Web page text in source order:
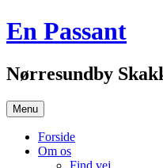
Hop
til
En Passant
Nørresundby
Menu
Forside
Om os
Find vej